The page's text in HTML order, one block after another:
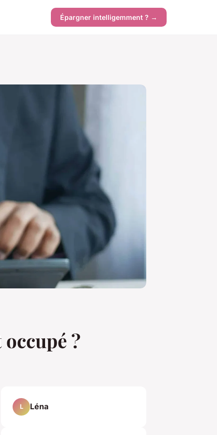
Épargner intelligemment ? →
?
L Léna